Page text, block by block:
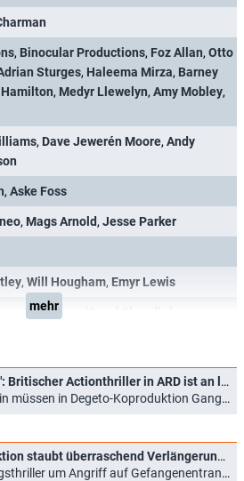
, Binocular Productions, Foz Allan, Otto
Sturges, Haleema Mirza, Barney
, Medyr Llewelyn, Amy Mobley,
, Dave Jewerén Moore, Andy
, Aske Foss
, Mags Arnold, Jesse Parker
, Will Hougham, Emyr Lewis
Bracq
mehr
"Prisoner - Auf der Flucht": Britischer Actionthriller in ARD ist an löchriges Drehbuch gekettet
Gangstersyndikat entkommen und rechtzeitig vor Gericht erscheinen (18.06.2026)
"Prisoner": ARD-Koproduktion staubt überraschend Verlängerung ab
um Angriff auf Gefangenentransport (15.05.2026)